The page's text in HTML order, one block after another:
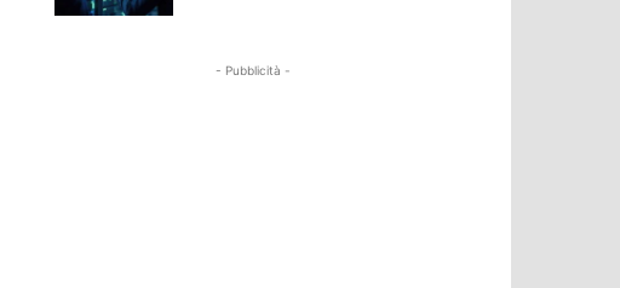
- Pubblicità -